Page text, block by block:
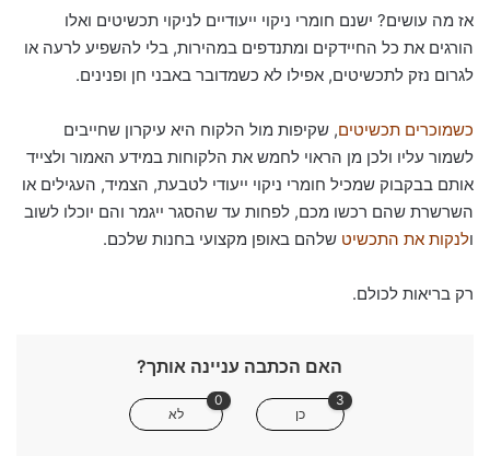
אז מה עושים? ישנם חומרי ניקוי ייעודיים לניקוי תכשיטים ואלו
הורגים את כל החיידקים ומתנדפים במהירות, בלי להשפיע לרעה או
לגרום נזק לתכשיטים, אפילו לא כשמדובר באבני חן ופנינים.
כשמוכרים תכשיטים, שקיפות מול הלקוח היא עיקרון שחייבים
לשמור עליו ולכן מן הראוי לחמש את הלקוחות במידע האמור ולצייד
אותם בבקבוק שמכיל חומרי ניקוי ייעודי לטבעת, הצמיד, העגילים או
השרשרת שהם רכשו מכם, לפחות עד שהסגר ייגמר והם יוכלו לשוב
ולנקות את התכשיט שלהם באופן מקצועי בחנות שלכם.
רק בריאות לכולם.
האם הכתבה עניינה אותך?
כן
3
לא
0